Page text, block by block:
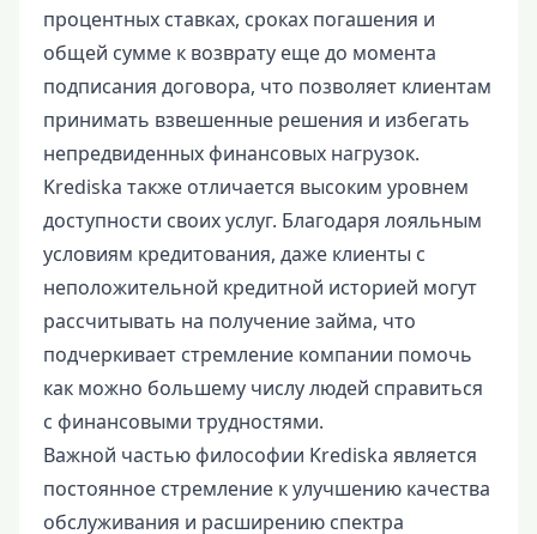
процентных ставках, сроках погашения и
общей сумме к возврату еще до момента
подписания договора, что позволяет клиентам
принимать взвешенные решения и избегать
непредвиденных финансовых нагрузок.
Krediska также отличается высоким уровнем
доступности своих услуг. Благодаря лояльным
условиям кредитования, даже клиенты с
неположительной кредитной историей могут
рассчитывать на получение займа, что
подчеркивает стремление компании помочь
как можно большему числу людей справиться
с финансовыми трудностями.
Важной частью философии Krediska является
постоянное стремление к улучшению качества
обслуживания и расширению спектра